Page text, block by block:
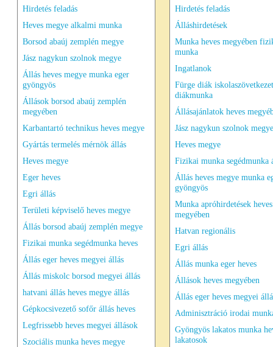
Hirdetés feladás
Heves megye alkalmi munka
Borsod abaúj zemplén megye
Jász nagykun szolnok megye
Állás heves megye munka eger
gyöngyös
Állások borsod abaúj zemplén
megyében
Karbantartó technikus heves megye
Gyártás termelés mérnök állás
Heves megye
Eger heves
Egri állás
Területi képviselő heves megye
Állás borsod abaúj zemplén megye
Fizikai munka segédmunka heves
Állás eger heves megyei állás
Állás miskolc borsod megyei állás
hatvani állás heves megye állás
Gépkocsivezető sofőr állás heves
Legfrissebb heves megyei állások
Szociális munka heves megye
Hirdetés feladás
Álláshirdetések
Munka heves megyében
munka
Ingatlanok
Fürge diák iskolaszövetkezet
diákmunka
Állásajánlatok heves
Jász nagykun szolnok megye
Heves megye
Fizikai munka segédmunka
Állás heves megye munka
gyöngyös
Munka apróhirdetések heves
megyében
Hatvan regionális
Egri állás
Állás munka eger heves
Állások heves megyében
Állás eger heves megyei
Adminisztráció irodai
Gyöngyös lakatos munka
lakatosok